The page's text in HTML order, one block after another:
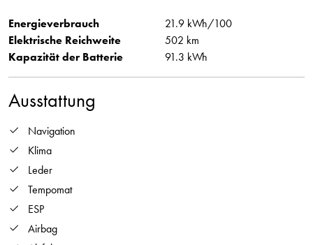
Energieverbrauch
21.9 kWh/100
Elektrische Reichweite
502 km
Kapazität der Batterie
91.3 kWh
Ausstattung
Navigation
Klima
Leder
Tempomat
ESP
Airbag